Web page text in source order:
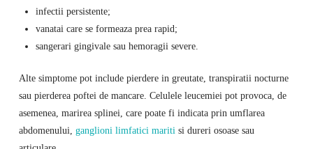
infectii persistente;
vanatai care se formeaza prea rapid;
sangerari gingivale sau hemoragii severe.
Alte simptome pot include pierdere in greutate, transpiratii nocturne
sau pierderea poftei de mancare. Celulele leucemiei pot provoca, de
asemenea, marirea splinei, care poate fi indicata prin umflarea
abdomenului, ganglioni limfatici mariti si dureri osoase sau